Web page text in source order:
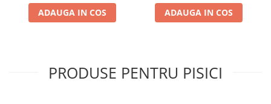
ADAUGA IN COS ADAUGA IN COS
PRODUSE PENTRU PISICI